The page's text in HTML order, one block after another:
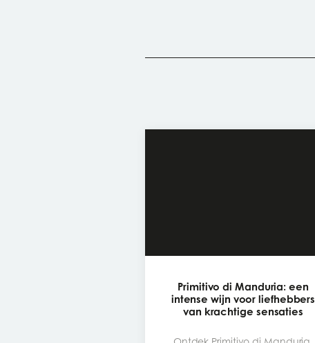
Primitivo di Manduria: een
intense wijn voor liefhebbers
van krachtige sensaties